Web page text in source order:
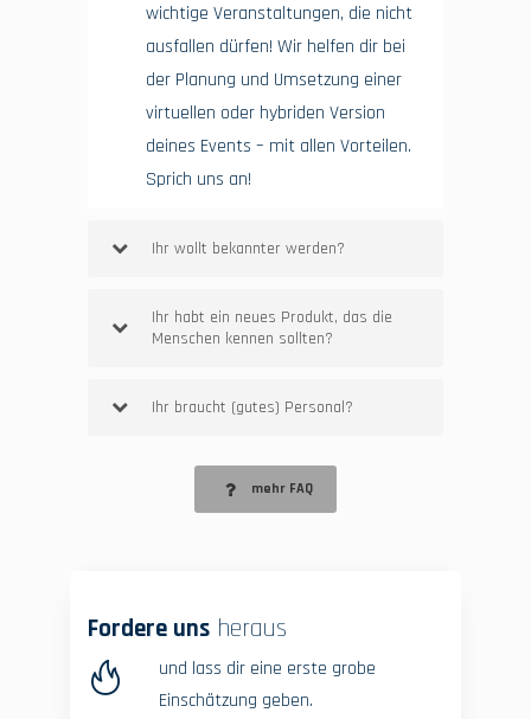
wichtige Veranstaltungen, die nicht
ausfallen dürfen! Wir helfen dir bei
der Planung und Umsetzung einer
virtuellen oder hybriden Version
deines Events – mit allen Vorteilen.
Sprich uns an!
Ihr wollt bekannter werden?
Ihr habt ein neues Produkt, das die
Menschen kennen sollten?
Ihr braucht (gutes) Personal?
mehr FAQ
Fordere uns heraus
und lass dir eine erste grobe
Einschätzung geben.